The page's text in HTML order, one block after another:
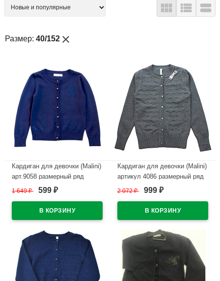
  
Размер: 40/152 close
Кардиган для девочки (Malini)
арт.9058 размерный ряд
34/140-42/164 цвет темно-
1 649₽ 599 ₽
Кардиган для девочки (Malini)
артикул 4086 размерный ряд
32/128-40/158 цвет серый
2 072₽ 999 ₽